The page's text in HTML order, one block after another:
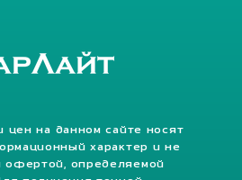
цен на данном сайте носят
характер и не
офертой, определяемой